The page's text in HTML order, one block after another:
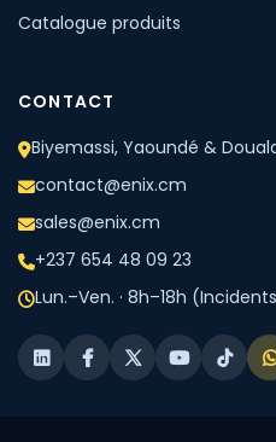
Catalogue produits
CONTACT
Biyemassi, Yaoundé &
contact@enix.cm
sales@enix.cm
+237 654 48 09 23
Lun.–Ven. · 8h–18h